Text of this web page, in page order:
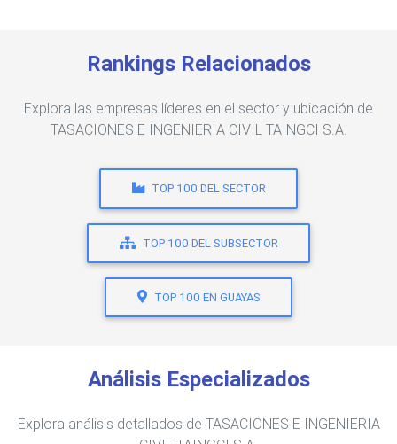
Rankings Relacionados
Explora las empresas líderes en el sector y ubicación de
TASACIONES E INGENIERIA CIVIL TAINGCI S.A.
TOP 100 DEL SECTOR
TOP 100 DEL SUBSECTOR
TOP 100 EN GUAYAS
Análisis Especializados
Explora análisis detallados de TASACIONES E INGENIERIA